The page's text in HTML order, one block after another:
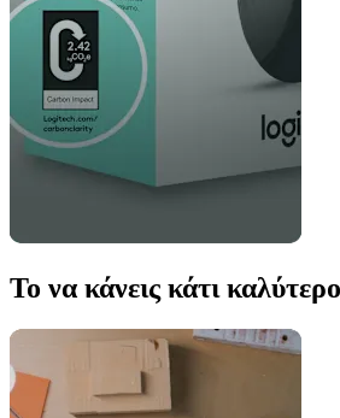
Το να κάνεις κάτι